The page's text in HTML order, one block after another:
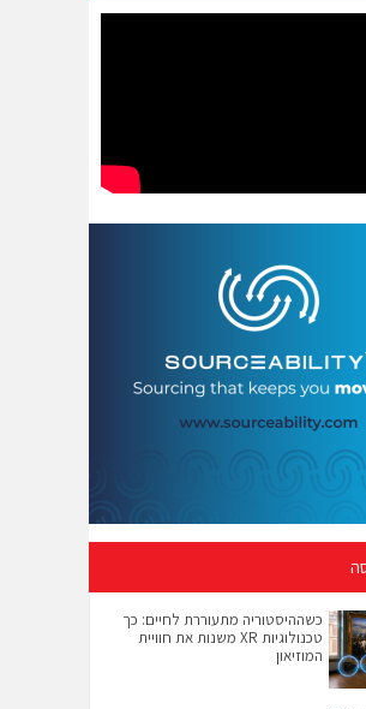
כשההיסטוריה מתעוררת לחיים: כך
טכנולוגיות XR משנות את חוויית
המוזיאון